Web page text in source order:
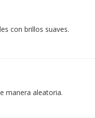
con brillos suaves.
manera aleatoria.